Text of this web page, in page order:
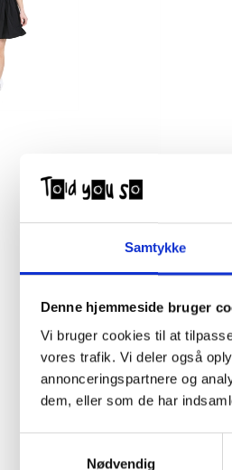
Samtykke
Denne hjemmeside bruger
Vi bruger cookies til at
vores trafik. Vi deler også
annonceringspartnere og
dem, eller som de har
Nødvendig